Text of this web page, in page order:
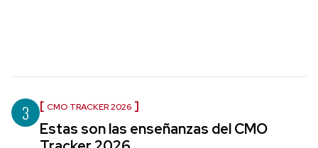
3 CMO TRACKER 2026
Estas son las enseñanzas del CMO